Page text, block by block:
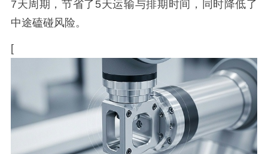
7天周期，节省了5天运输与排期时间，同时降低了
中途磕碰风险。
[